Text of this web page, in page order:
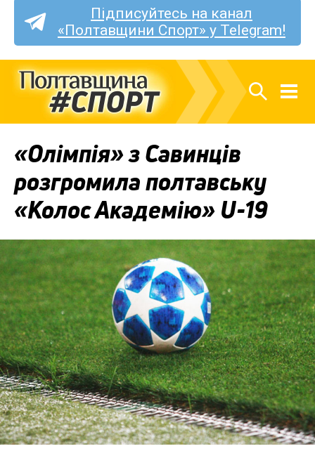
Підписуйтесь на канал
«Полтавщини Спорт» у Telegram!
«Олімпія» з Савинців
розгромила полтавську
«Колос Академію» U-19